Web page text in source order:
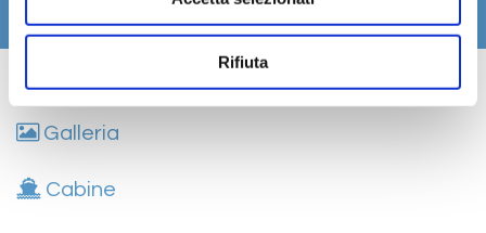
Rifiuta
Itinerario
Galleria
Cabine